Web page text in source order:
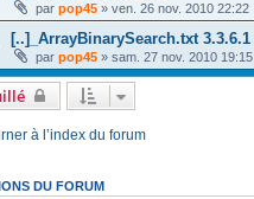
par pop45 » ven. 26 nov. 2010 22:22
[..]_ArrayBinarySearch.txt 3.3.6.1
par pop45 » sam. 27 nov. 2010 19:15
à l’index du forum
DU FORUM